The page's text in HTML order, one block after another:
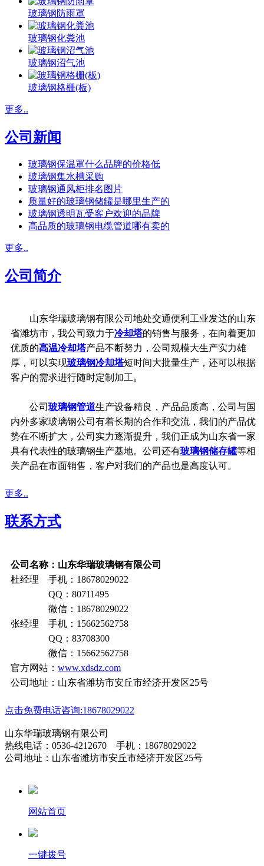
玻璃钢防雨罩
玻璃钢化粪池
玻璃钢沼气池
玻璃钢格栅(板)
更多..
公司新闻
玻璃钢保温罩什么品牌的价格低
玻璃钢集水槽采购
玻璃钢通风柜排名图片
质量好的玻璃钢储罐是哪里生产的
玻璃钢透明瓦受客户欢迎的品牌
高品质的玻璃钢电缆管道哪有卖的
更多..
公司简介
山东华瑞玻璃钢有限公司地处交通便利工业发达的山东
省潍坊市，我公司致力于冷却塔的销售与服务，在向着更加
优质的高温冷却塔产品不断努力，公司规模大生产实力雄
厚，可以实现玻璃钢冷却塔短时间大批量生产，还可以根据
客户的需求进行随时定制加工。
公司 玻璃钢管道生产设备精良，产品品质高，公司与国
内外多家玻璃钢公司有着长期的合作和交流，我们的产品优
势在不断扩大，公司实力逐渐提升，我们正成为山东省一家
具有代表性的玻璃钢生产基地。公司还有玻璃钢储存罐等相
关产品在市面销售，客户对我们的产品也是高度认可。
更多..
联系方式
公司名称：山东华瑞玻璃钢有限公司
杜经理 手机：18678029022
QQ：80711495
微信：18678029022
张经理 手机：15662562758
QQ：83708300
微信：15662562758
官方网站： www.xdsdz.com
公司地址：山东省潍坊市安丘市经济开发区25号
点击免费电话咨询:18678029022
山东华瑞玻璃钢有限公司
热线电话：0536-4212670 手机：18678029022
公司地址：山东省潍坊市安丘市经济开发区25号
网站首页
一键拨号